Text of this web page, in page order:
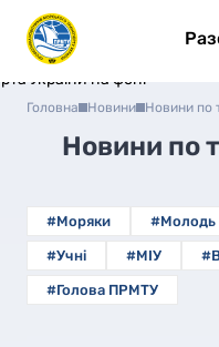
Головна Новини Новини по
Новини по
#Моряки #Молодь
#Учні #МІУ #В
#Голова ПРМТУ